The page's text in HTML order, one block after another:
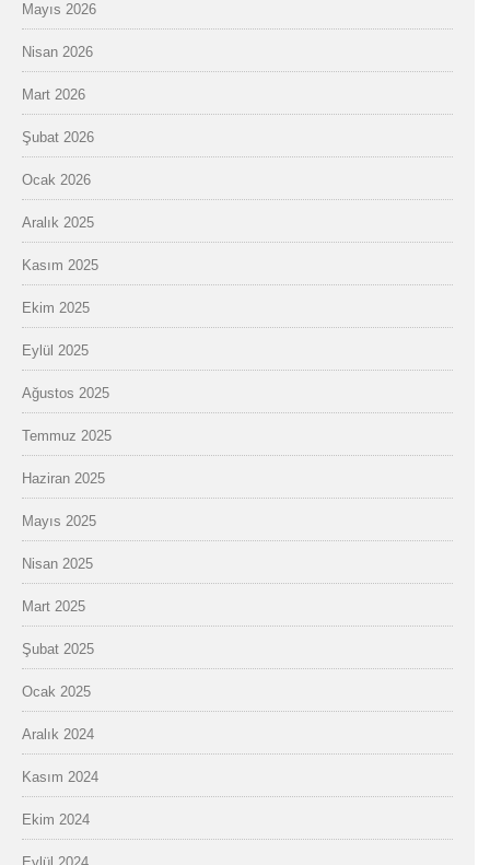
Mayıs 2026
Nisan 2026
Mart 2026
Şubat 2026
Ocak 2026
Aralık 2025
Kasım 2025
Ekim 2025
Eylül 2025
Ağustos 2025
Temmuz 2025
Haziran 2025
Mayıs 2025
Nisan 2025
Mart 2025
Şubat 2025
Ocak 2025
Aralık 2024
Kasım 2024
Ekim 2024